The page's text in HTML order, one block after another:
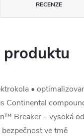
RECENZE
produktu
•
Continental
Breaker – vysoká
ve tmě